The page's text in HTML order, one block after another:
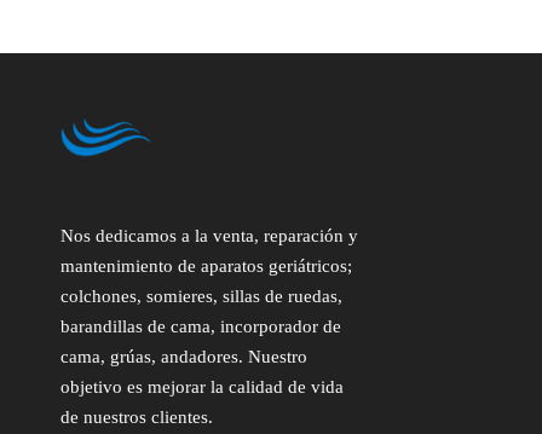
Nos dedicamos a la venta, reparación y
mantenimiento de aparatos geriátricos;
colchones, somieres, sillas de ruedas,
barandillas de cama, incorporador de
cama, grúas, andadores. Nuestro
objetivo es mejorar la calidad de vida
de nuestros clientes.